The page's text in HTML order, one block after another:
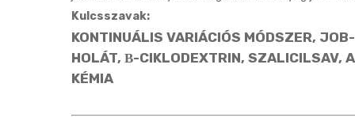
Kulcsszavak:
KONTINUÁLIS VARIÁCIÓS MÓDSZER,
HOLÁT, Β-CIKLODEXTRIN, SZALICILSAV,
KÉMIA